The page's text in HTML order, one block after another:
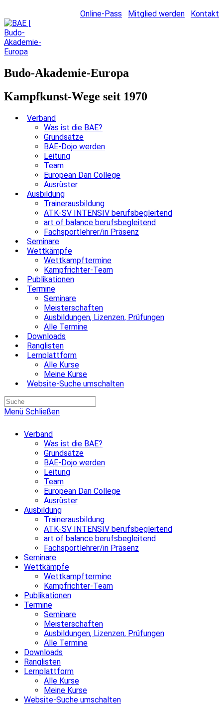
Online-Pass Mitglied werden Kontakt
Budo-Akademie-Europa
Kampfkunst-Wege seit 1970
Verband
Was ist die BAE?
Grundsätze
BAE-Dojo werden
Leitung
Team
European Dan College
Ausrüster
Ausbildung
Trainerausbildung
ATK-SV INTENSIV berufsbegleitend
art of balance berufsbegleitend
Fachsportlehrer/in Präsenz
Seminare
Wettkämpfe
Wettkampftermine
Kampfrichter-Team
Publikationen
Termine
Seminare
Meisterschaften
Ausbildungen, Lizenzen, Prüfungen
Alle Termine
Downloads
Ranglisten
Lernplattform
Alle Kurse
Meine Kurse
Website-Suche umschalten
Menü Schließen
Verband
Was ist die BAE?
Grundsätze
BAE-Dojo werden
Leitung
Team
European Dan College
Ausrüster
Ausbildung
Trainerausbildung
ATK-SV INTENSIV berufsbegleitend
art of balance berufsbegleitend
Fachsportlehrer/in Präsenz
Seminare
Wettkämpfe
Wettkampftermine
Kampfrichter-Team
Publikationen
Termine
Seminare
Meisterschaften
Ausbildungen, Lizenzen, Prüfungen
Alle Termine
Downloads
Ranglisten
Lernplattform
Alle Kurse
Meine Kurse
Website-Suche umschalten